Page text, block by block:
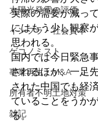
太陽光発電の評価
インフラ・社会資本
ゲコノミスト
事業再生・M&A
所有者不明土地対策
雑記
実際の需要が減っ
にはもう少し観察
思われる。
国内では今日緊急
されるほか、一足
された中国でも経
ていることをうか
る。